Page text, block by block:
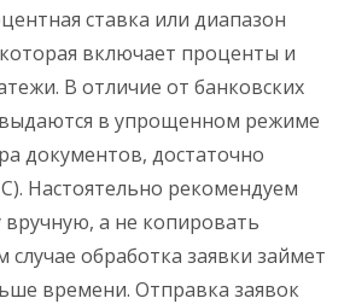
ставка или диапазон
включает проценты и
В отличие от банковских
в упрощенном режиме
документов, достаточно
Настоятельно рекомендуем
вручную, а не копировать
обработка заявки займет
времени. Отправка заявок